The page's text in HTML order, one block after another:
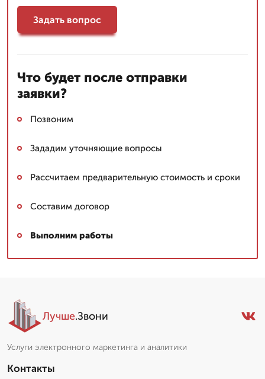
Задать вопрос
Что будет после отправки
заявки?
Позвоним
Зададим уточняющие вопросы
Рассчитаем предварительную стоимость и сроки
Составим договор
Выполним работы
Лучше.Звони
Услуги электронного маркетинга и аналитики
Контакты